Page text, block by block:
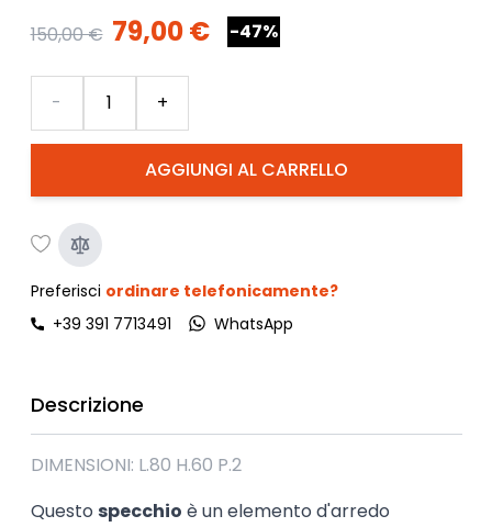
150,00 € 79,00 € -47%
AGGIUNGI AL CARRELLO
- +
Preferisci ordinare telefonicamente?
+39 391 7713491
WhatsApp
Descrizione
DIMENSIONI: L.80 H.60 P.2
Questo specchio è un elemento d'arredo